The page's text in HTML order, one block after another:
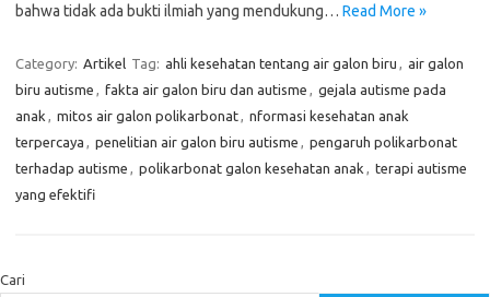
bahwa tidak ada bukti ilmiah yang mendukung… Read More »
Category: Artikel Tag: ahli kesehatan tentang air galon biru , air galon
biru autisme , fakta air galon biru dan autisme , gejala autisme pada
anak , mitos air galon polikarbonat, nformasi kesehatan anak
terpercaya , penelitian air galon biru autisme , pengaruh polikarbonat
terhadap autisme , polikarbonat galon kesehatan anak , terapi autisme
yang efektifi
Cari